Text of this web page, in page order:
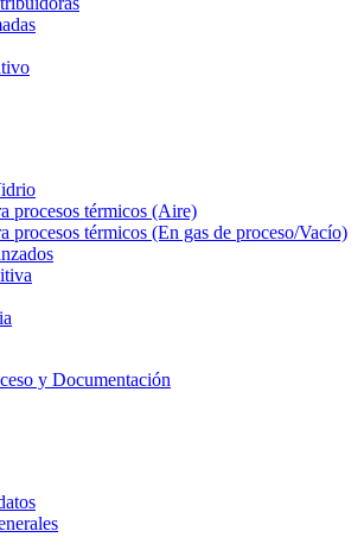
procesos térmicos (Aire)
procesos térmicos (En gas de proceso/Vacío)
y Documentación